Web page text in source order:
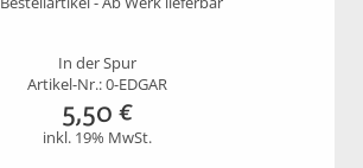
In der Spur
Artikel-Nr.: 0-EDGAR
5,50 €
inkl. 19% MwSt.